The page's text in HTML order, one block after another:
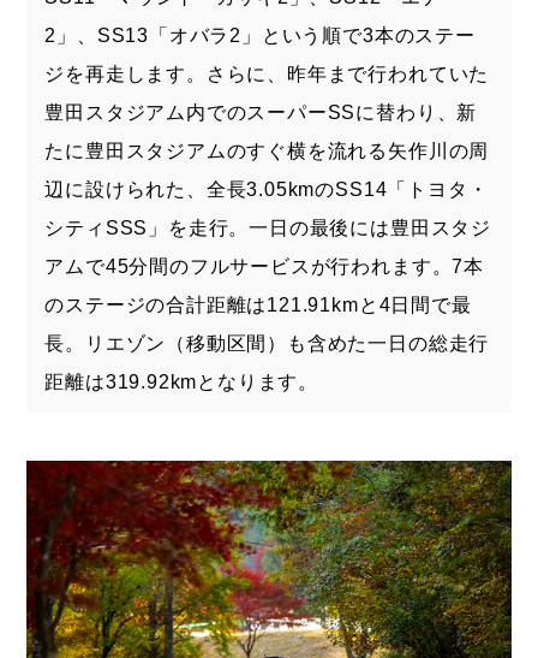
2」、SS13「オバラ2」という順で3本のステー
ジを再走します。さらに、昨年まで行われていた
豊田スタジアム内でのスーパーSSに替わり、新
たに豊田スタジアムのすぐ横を流れる矢作川の周
辺に設けられた、全長3.05kmのSS14「トヨタ・
シティSSS」を走行。一日の最後には豊田スタジ
アムで45分間のフルサービスが行われます。7本
のステージの合計距離は121.91kmと4日間で最
長。リエゾン（移動区間）も含めた一日の総走行
距離は319.92kmとなります。